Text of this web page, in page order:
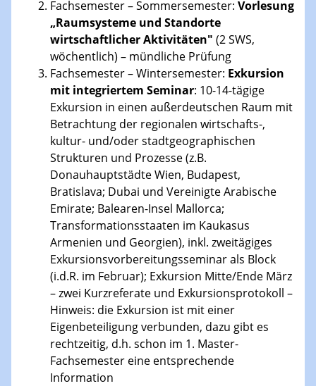
Fachsemester – Sommersemester: Vorlesung
„Raumsysteme und Standorte
wirtschaftlicher Aktivitäten" (2 SWS,
wöchentlich) – mündliche Prüfung
Fachsemester – Wintersemester: Exkursion
mit integriertem Seminar: 10-14-tägige
Exkursion in einen außerdeutschen Raum mit
Betrachtung der regionalen wirtschafts-,
kultur- und/oder stadtgeographischen
Strukturen und Prozesse (z.B.
Donauhauptstädte Wien, Budapest,
Bratislava; Dubai und Vereinigte Arabische
Emirate; Balearen-Insel Mallorca;
Transformationsstaaten im Kaukasus
Armenien und Georgien), inkl. zweitägiges
Exkursionsvorbereitungsseminar als Block
(i.d.R. im Februar); Exkursion Mitte/Ende März
– zwei Kurzreferate und Exkursionsprotokoll –
Hinweis: die Exkursion ist mit einer
Eigenbeteiligung verbunden, dazu gibt es
rechtzeitig, d.h. schon im 1. Master-
Fachsemester eine entsprechende
Information